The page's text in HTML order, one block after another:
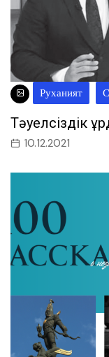
Руханият
Тәуелсіздік
10.12.2021